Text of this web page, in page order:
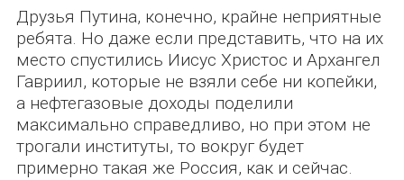
Друзья Путина, конечно, крайне неприятные
ребята. Но даже если представить, что на их
место спустились Иисус Христос и Архангел
Гавриил, которые не взяли себе ни копейки,
а нефтегазовые доходы поделили
максимально справедливо, но при этом не
трогали институты, то вокруг будет
примерно такая же Россия, как и сейчас.